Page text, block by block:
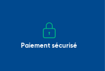
Paiement sécurisé